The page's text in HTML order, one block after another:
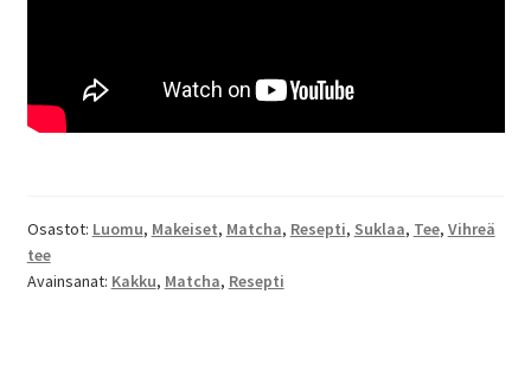
Osastot: Luomu, Makeiset, Matcha, Resepti, Suklaa, Tee, Vihreä
tee
Avainsanat: Kakku, Matcha, Resepti